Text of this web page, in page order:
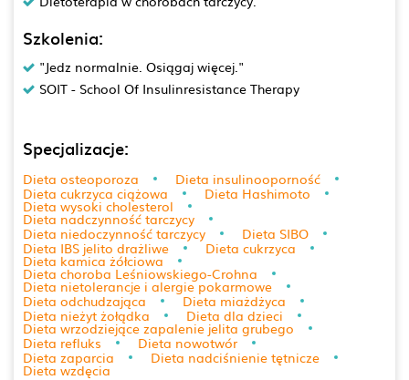
Szkolenia:
"Jedz normalnie. Osiągaj więcej."
SOIT - School Of Insulinresistance Therapy
Specjalizacje:
Dieta osteoporoza
Dieta insulinooporność
Dieta cukrzyca ciążowa
Dieta Hashimoto
Dieta wysoki cholesterol
Dieta nadczynność tarczycy
Dieta niedoczynność tarczycy
Dieta SIBO
Dieta IBS jelito drażliwe
Dieta cukrzyca
Dieta kamica żółciowa
Dieta choroba Leśniowskiego-Crohna
Dieta nietolerancje i alergie pokarmowe
Dieta odchudzająca
Dieta miażdżyca
Dieta nieżyt żołądka
Dieta dla dzieci
Dieta wrzodziejące zapalenie jelita grubego
Dieta refluks
Dieta nowotwór
Dieta zaparcia
Dieta nadciśnienie tętnicze
Dieta wzdęcia